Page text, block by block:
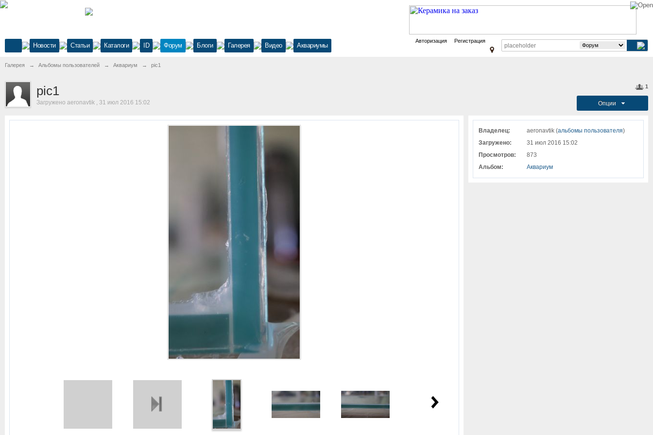
Новости Статьи Каталоги ID Форум Блоги Галерея Видео Аквариумы
Авторизация Регистрация
Галерея → Альбомы пользователей → Аквариум → pic1
1
Опции
pic1
Загружено aeronavtik , 31 июл 2016 15:02
Владелец: aeronavtik (альбомы пользователя)
Загружено:
31 июл 2016 15:02
Просмотров:
873
Альбом:
Аквариум